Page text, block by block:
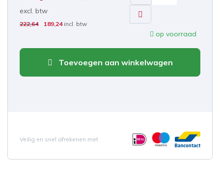
excl. btw
222,64 189,24 incl. btw
op voorraad
Toevoegen aan winkelwagen
Veilig en snel afrekenen met